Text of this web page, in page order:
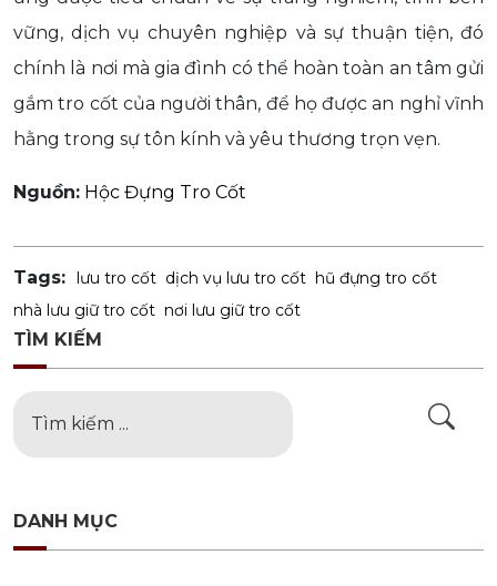
vững, dịch vụ chuyên nghiệp và sự thuận tiện, đó
chính là nơi mà gia đình có thể hoàn toàn an tâm gửi
gắm tro cốt của người thân, để họ được an nghỉ vĩnh
hằng trong sự tôn kính và yêu thương trọn vẹn.
Nguồn: Hộc Đựng Tro Cốt
Tags: lưu tro cốt dịch vụ lưu tro cốt hũ đựng tro cốt
nhà lưu giữ tro cốt nơi lưu giữ tro cốt
TÌM KIẾM
DANH MỤC